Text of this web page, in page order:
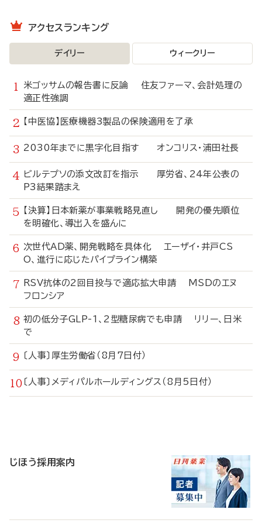
アクセスランキング
デイリー ウィークリー
米ゴッサムの報告書に反論 住友ファーマ、会計処理の
適正性強調
【中医協】医療機器3製品の保険適用を了承
2030年までに黒字化目指す オンコリス・浦田社長
ビルテプソの添文改訂を指示 厚労省、24年公表の
P3結果踏まえ
【決算】日本新薬が事業戦略見直し 開発の優先順位
を明確化、導出入を盛んに
次世代AD薬、開発戦略を具体化 エーザイ・井戸CS
O、進行に応じたパイプライン構築
RSV抗体の2回目投与で適応拡大申請 MSDのエヌ
フロンシア
初の低分子GLP-1、2型糖尿病でも申請 リリー、日米
で
〔人事〕厚生労働省（8月7日付）
〔人事〕メディパルホールディングス（8月5日付）
じほう採用案内